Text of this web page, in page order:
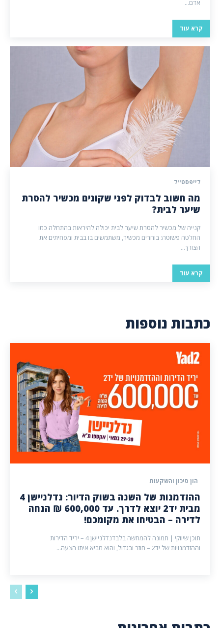
אדם...
קרא עוד
לייפסטייל
מה חשוב לבדוק לפני שקונים מכשיר להסרת
שיער לבית?
קנייה של מכשיר להסרת שיער לבית יכולה להיראות בהתחלה כמו
החלטה פשוטה: בוחרים מכשיר, משתמשים בו בבית ומפחיתים את
הצורך...
קרא עוד
כתבות נוספות
הון סיכון והשקעות
ההזדמנות של השנה בשוק הדיור: נדלניישן 4
מבית יד2 יוצא לדרך. עד 600,000 ₪ הנחה
לדירה – הבטיחו את מקומכם!
תוכן שיווקי | תמונה להמחשה בלבדנדלניישן 4 – יריד הדירות
וההזדמנויות של יד2 – חוזר ובגדול, והוא מביא איתו הצעה...